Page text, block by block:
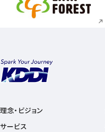
新規ウィンドウ
理念・ビジョン
サービス